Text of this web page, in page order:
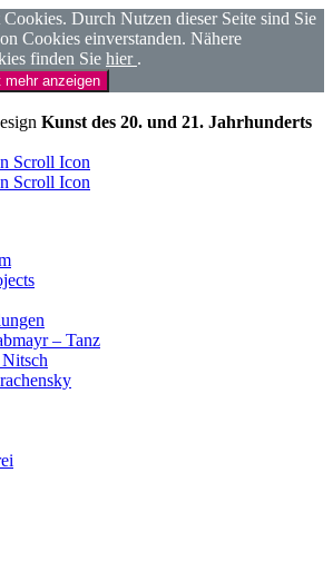
Durch Nutzen dieser Seite sind Sie
Cookies einverstanden. Nähere
finden Sie hier .
mehr anzeigen
Kunst des 20. und 21. Jahrhunderts
– Tanz